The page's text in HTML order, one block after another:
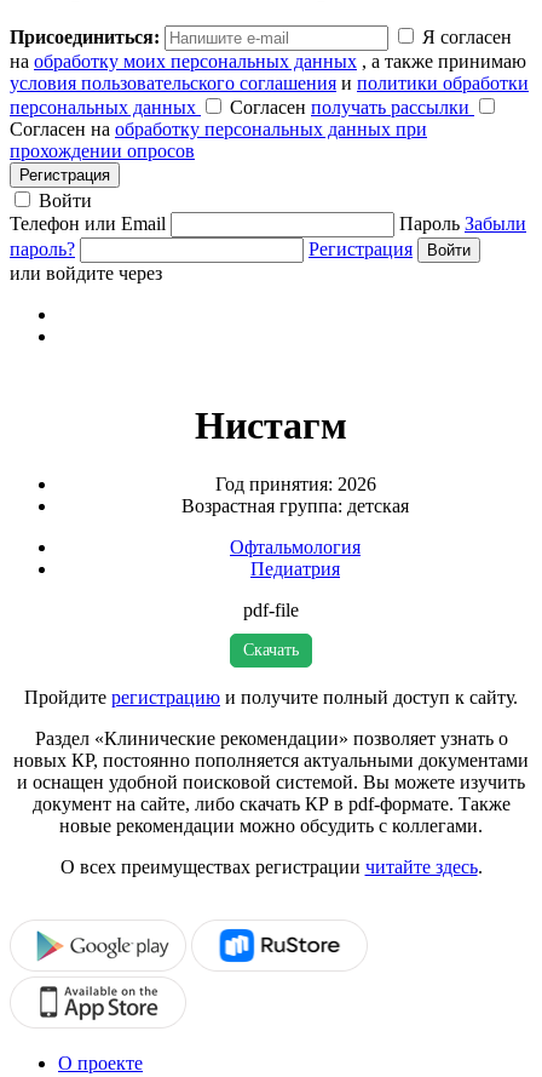
Присоединиться:
Я согласен
на обработку моих персональных данных , а также принимаю
условия пользовательского соглашения и политики обработки
персональных данных
Согласен получать рассылки
Согласен на обработку персональных данных при
прохождении опросов
Регистрация
Войти
Телефон или Email
Пароль Забыли
пароль?
Регистрация
или войдите через
Нистагм
Год принятия: 2026
Возрастная группа: детская
Офтальмология
Педиатрия
pdf-file
Скачать
Пройдите регистрацию и получите полный доступ к сайту.
Раздел «Клинические рекомендации» позволяет узнать о
новых КР, постоянно пополняется актуальными документами
и оснащен удобной поисковой системой. Вы можете изучить
документ на сайте, либо скачать КР в pdf-формате. Также
новые рекомендации можно обсудить с коллегами.
О всех преимуществах регистрации читайте здесь.
О проекте